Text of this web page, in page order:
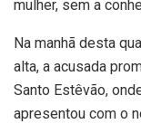
mulher, sem a
Na manhã desta
alta, a acusada
Santo Estêvão,
apresentou com o